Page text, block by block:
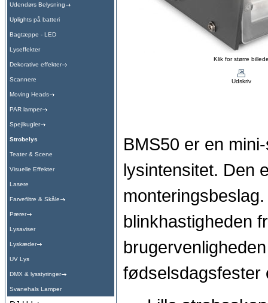
Udendørs Belysning
Uplights på batteri
Bagtæppe - LED
Lyseffekter
Dekorative effekter
Scannere
Moving Heads
PAR lamper
Spejlkugler
Strobelys
Teater & Scene
Visuelle Effekter
Lasere
Farvefiltre & Skåle
Pærer
Lysaviser
Lyskæder
UV Lys
DMX & lysstyringer
Svanehals Lamper
Klik for større
Udskriv
BMS50 er en
lysintensitet. Den
blinkhastigheden
fødselsdagsfester